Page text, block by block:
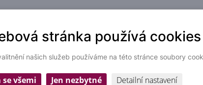
stránka používá cookies
našich služeb používáme na této stránce soubory
všemi Jen nezbytné Detailní nastavení